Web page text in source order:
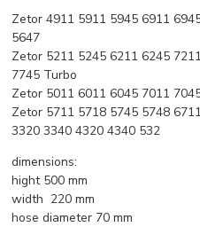
Zetor 4911 5911 5945 6911
5647
Zetor 5211 5245 6211 6245
7745 Turbo
Zetor 5011 6011 6045 7011
Zetor 5711 5718 5745 5748
3320 3340 4320 4340 532
dimensions:
hight 500 mm
width 220 mm
hose diameter 70 mm